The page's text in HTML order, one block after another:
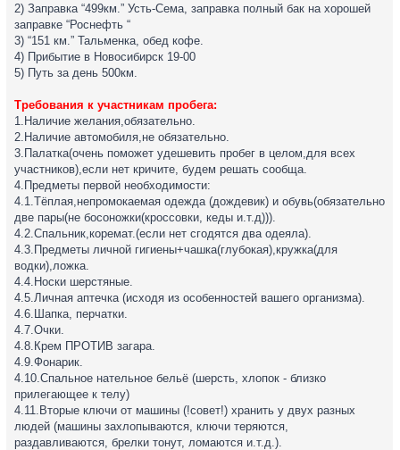
2) Заправка “499км.” Усть-Сема, заправка полный бак на хорошей
заправке “Роснефть “
3) “151 км.” Тальменка, обед кофе.
4) Прибытие в Новосибирск 19-00
5) Путь за день 500км.
Требования к участникам пробега:
1.Наличие желания,обязательно.
2.Наличие автомобиля,не обязательно.
3.Палатка(очень поможет удешевить пробег в целом,для всех
участников),если нет кричите, будем решать сообща.
4.Предметы первой необходимости:
4.1.Тёплая,непромокаемая одежда (дождевик) и обувь(обязательно
две пары(не босоножки(кроссовки, кеды и.т.д))).
4.2.Спальник,коремат.(если нет сгодятся два одеяла).
4.3.Предметы личной гигиены+чашка(глубокая),кружка(для
водки),ложка.
4.4.Носки шерстяные.
4.5.Личная аптечка (исходя из особенностей вашего организма).
4.6.Шапка, перчатки.
4.7.Очки.
4.8.Крем ПРОТИВ загара.
4.9.Фонарик.
4.10.Спальное нательное бельё (шерсть, хлопок - близко
прилегающее к телу)
4.11.Вторые ключи от машины (!совет!) хранить у двух разных
людей (машины захлопываются, ключи теряются,
раздавливаются, брелки тонут, ломаются и.т.д.).